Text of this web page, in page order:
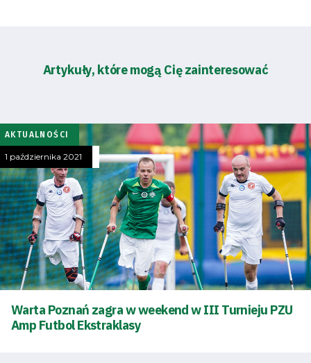
Artykuły, które mogą Cię zainteresować
AKTUALNOŚCI
1 października 2021
Warta Poznań zagra w weekend w III Turnieju PZU
Amp Futbol Ekstraklasy